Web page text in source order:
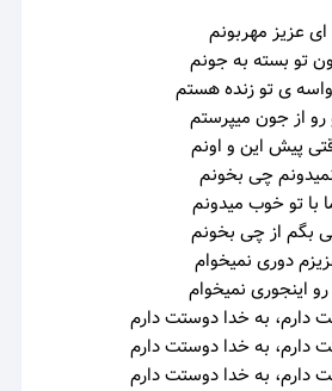
ای عزیز مهربونم
تو بسته به جونم
ی تو زنده هستم
رو از جون میپرستم
پیش این و اونم
چی بخونم
با تو خوب میدونم
بگم از چی بخونم
دوری نمیخوام
رو اینجوری نمیخوام
دارم، به خدا دوستت دارم
دارم، به خدا دوستت دارم
دارم، به خدا دوستت دارم